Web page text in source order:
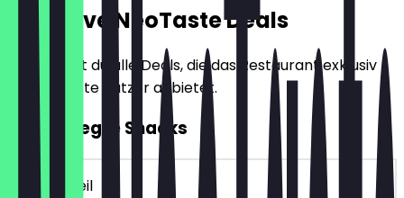
Exklusive NeoTaste Deals
Hier findest du alle Deals, die das Restaurant exklusiv
für NeoTaste Nutzer anbietet.
2für1 Belegte Snacks
~€ 4 Vorteil